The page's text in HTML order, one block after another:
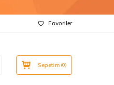
Favoriler
Sepetim (0)